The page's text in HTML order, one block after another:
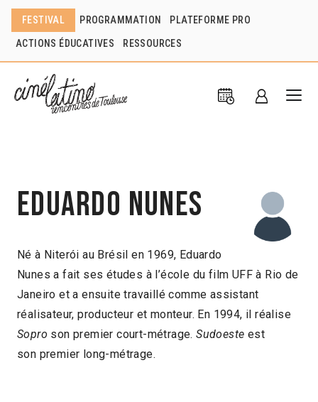
FESTIVAL PROGRAMMATION PLATEFORME PRO
ACTIONS ÉDUCATIVES RESSOURCES
Eduardo Nunes
Né à Niterói au Brésil en 1969, Eduardo
Nunes a fait ses études à l’école du film UFF à Rio de
Janeiro et a ensuite travaillé comme assistant
réalisateur, producteur et monteur. En 1994, il réalise
Sopro son premier court-métrage.Sudoeste est
son premier long-métrage.